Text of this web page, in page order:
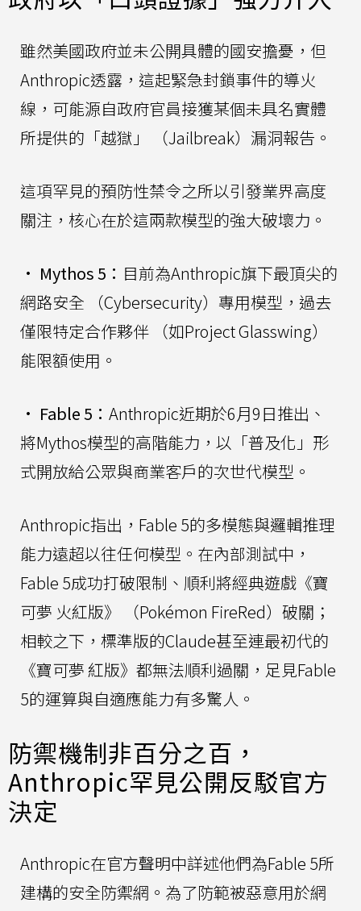
雖然美國政府並未公開具體的國安擔憂，但
Anthropic透露，這起緊急封鎖事件的導火
線，可能源自政府官員接獲某個未具名實體
所提供的「越獄」 （Jailbreak）漏洞報告。
這項罕見的預防性禁令之所以引發業界高度
關注，核心在於這兩款模型的強大破壞力。
• Mythos 5： 目前為Anthropic旗下最頂尖的
網路安全 （Cybersecurity）專用模型，過去
僅限特定合作夥伴 （如Project Glasswing）
能限額使用。
• Fable 5： Anthropic近期於6月9日推出、
將Mythos模型的高階能力，以「普及化」形
式開放給公眾與商業客戶的次世代模型。
Anthropic指出，Fable 5的多模態與邏輯推理
能力遠超以往任何模型。在內部測試中，
Fable 5成功打破限制、順利將經典遊戲《寶
可夢 火紅版》 （Pokémon FireRed）破關；
相較之下，標準版的Claude甚至連最初代的
《寶可夢 紅版》都無法順利過關，足見Fable
5的運算與自適應能力有多驚人。
防禦機制非百分之百，
Anthropic罕見公開反駁官方
決定
Anthropic在官方聲明中詳述他們為Fable 5所
建構的安全防禦網。為了防範被惡意用於網